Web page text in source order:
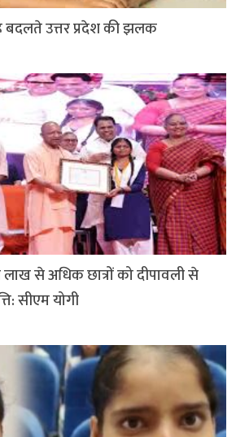
बदलते उत्तर प्रदेश की झलक
लाख से अधिक छात्रों को दीपावली से
सीएम योगी